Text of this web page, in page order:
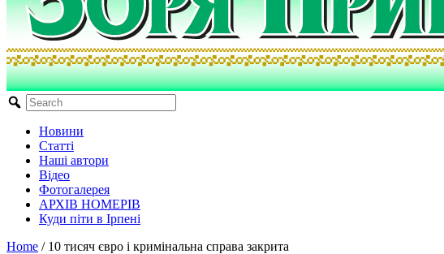
Новини
Статті
Наші автори
Відео
Фотогалерея
АРХІВ НОМЕРІВ
Куди піти в Ірпені
Home / 10 тисяч євро і кримінальна справа закрита